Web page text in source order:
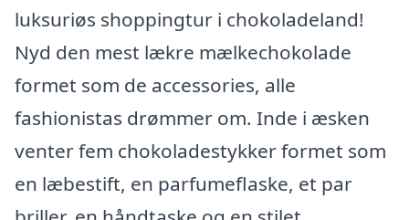
luksuriøs shoppingtur i chokoladeland!
Nyd den mest lækre mælkechokolade
formet som de accessories, alle
fashionistas drømmer om. Inde i æsken
venter fem chokoladestykker formet som
en læbestift, en parfumeflaske, et par